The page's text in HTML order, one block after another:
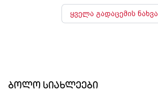
ყველა გადაცემის ნახვა
ბოლო სიახლეები